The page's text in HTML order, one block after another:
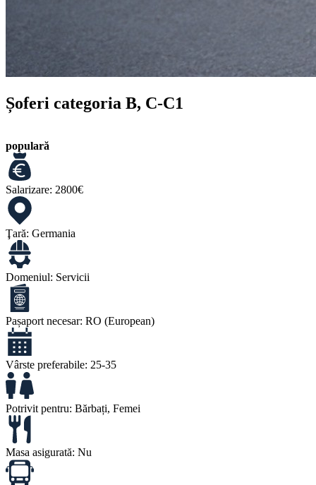
Șoferi categoria B, C-C1
populară
Salarizare: 2800€
Ţară: Germania
Domeniul: Servicii
Pașaport necesar: RO (European)
Vârste preferabile: 25-35
Potrivit pentru: Bărbați, Femei
Masa asigurată: Nu